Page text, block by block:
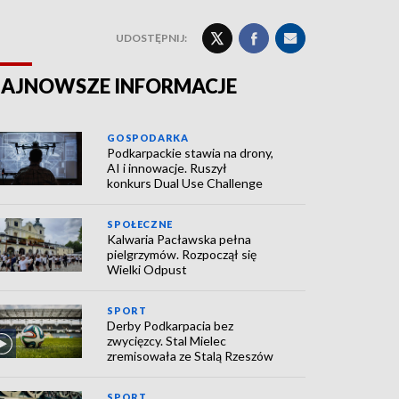
UDOSTĘPNIJ:
INFORMACJE
GOSPODARKA
Podkarpackie stawia na drony,
AI i innowacje. Ruszył
konkurs Dual Use Challenge
SPOŁECZNE
Kalwaria Pacławska pełna
pielgrzymów. Rozpoczął się
Wielki Odpust
SPORT
Derby Podkarpacia bez
zwycięzcy. Stal Mielec
zremisowała ze Stalą Rzeszów